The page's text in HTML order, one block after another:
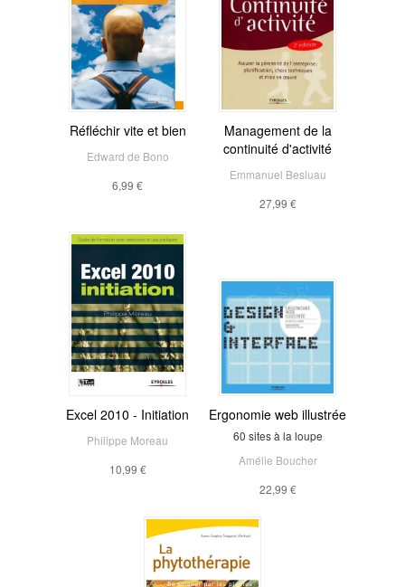
Réfléchir vite et bien
Edward de Bono
6,99 €
Management de la
continuité d'activité
Emmanuel Besluau
27,99 €
Excel 2010 - Initiation
Philippe Moreau
10,99 €
Ergonomie web illustrée
60 sites à la loupe
Amélie Boucher
22,99 €